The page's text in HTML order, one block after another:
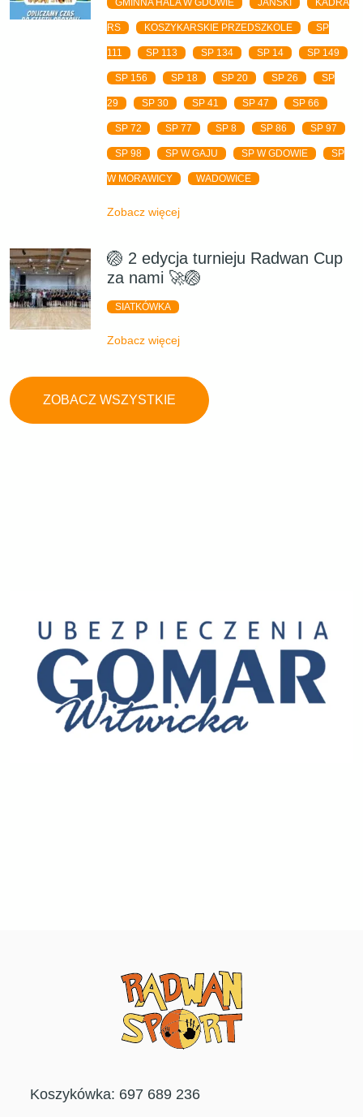
GMINNA HALA W GDOWIE JAŃSKI KADRA
RS KOSZYKARSKIE PRZEDSZKOLE SP
111 SP 113 SP 134 SP 14 SP 149
SP 156 SP 18 SP 20 SP 26 SP
29 SP 30 SP 41 SP 47 SP 66
SP 72 SP 77 SP 8 SP 86 SP 97
SP 98 SP W GAJU SP W GDOWIE SP
W MORAWICY WADOWICE
Zobacz więcej
🏐 2 edycja turnieju Radwan Cup
za nami 🚀🏐
SIATKÓWKA
Zobacz więcej
ZOBACZ WSZYSTKIE
Koszykówka: 697 689 236